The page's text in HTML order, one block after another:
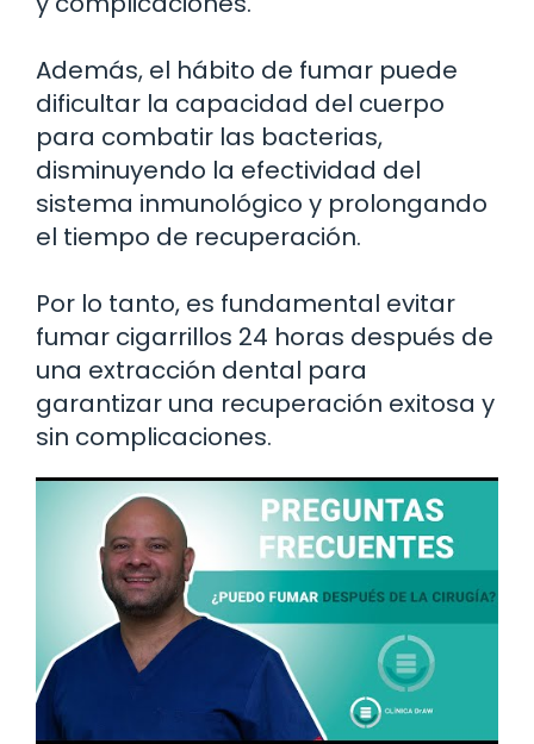
Además, el hábito de fumar puede
dificultar la capacidad del cuerpo
para combatir las bacterias,
disminuyendo la efectividad del
sistema inmunológico y prolongando
el tiempo de recuperación.
Por lo tanto, es fundamental evitar
fumar cigarrillos 24 horas después de
una extracción dental para
garantizar una recuperación exitosa y
sin complicaciones.